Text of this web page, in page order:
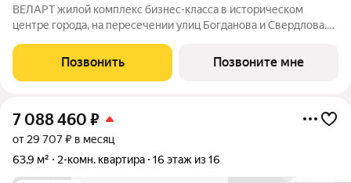
ВЕЛАРТ жилой комплекс бизнес-класса в историческом
центре города, на пересечении улиц Богданова и Свердлова.
своей архитектурой Клинкерная плитка и композитные панели
Позвонить Позвоните мне
7 088 460 ₽
от 29 707 ₽ в месяц
63,9 м²
2-комн. квартира 16 этаж из 16